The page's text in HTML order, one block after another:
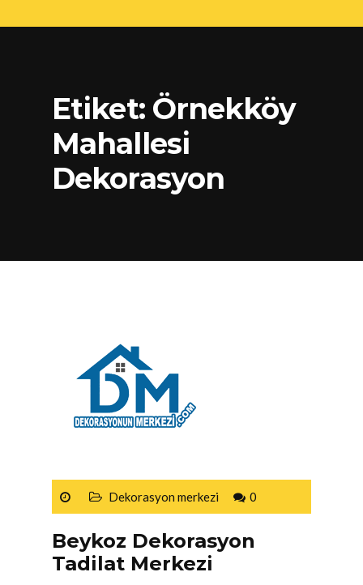
Etiket: Örnekköy
Mahallesi
Dekorasyon
Dekorasyon merkezi 0
Beykoz Dekorasyon
Tadilat Merkezi